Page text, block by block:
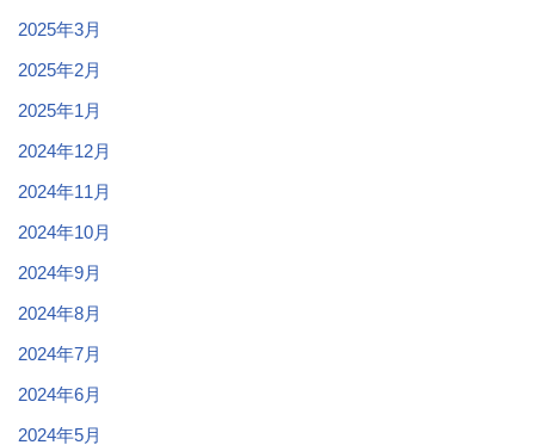
2025年3月
2025年2月
2025年1月
2024年12月
2024年11月
2024年10月
2024年9月
2024年8月
2024年7月
2024年6月
2024年5月